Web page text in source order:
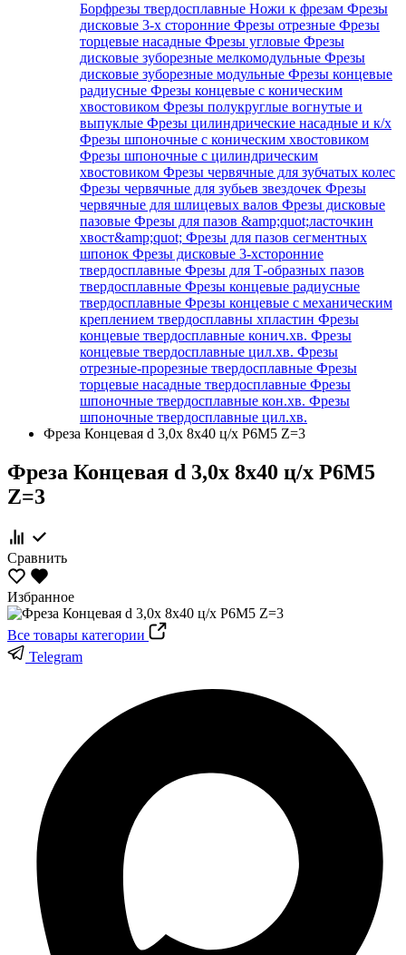
Борфрезы твердосплавные Ножи к фрезам Фрезы
дисковые 3-х сторонние Фрезы отрезные Фрезы
торцевые насадные Фрезы угловые Фрезы
дисковые зуборезные мелкомодульные Фрезы
дисковые зуборезные модульные Фрезы концевые
радиусные Фрезы концевые с коническим
хвостовиком Фрезы полукруглые вогнутые и
выпуклые Фрезы цилиндрические насадные и к/х
Фрезы шпоночные с коническим хвостовиком
Фрезы шпоночные с цилиндрическим
хвостовиком Фрезы червячные для зубчатых колес
Фрезы червячные для зубьев звездочек Фрезы
червячные для шлицевых валов Фрезы дисковые
пазовые Фрезы для пазов &amp;quot;ласточкин
хвост&amp;quot; Фрезы для пазов сегментных
шпонок Фрезы дисковые 3-хсторонние
твердосплавные Фрезы для Т-образных пазов
твердосплавные Фрезы концевые радиусные
твердосплавные Фрезы концевые с механическим
креплением твердосплавны хпластин Фрезы
концевые твердосплавные конич.хв. Фрезы
концевые твердосплавные цил.хв. Фрезы
отрезные-прорезные твердосплавные Фрезы
торцевые насадные твердосплавные Фрезы
шпоночные твердосплавные кон.хв. Фрезы
шпоночные твердосплавные цил.хв.
Фреза Концевая d 3,0х 8х40 ц/х Р6М5 Z=3
Фреза Концевая d 3,0х 8х40 ц/х Р6М5
Z=3
Сравнить
Избранное
Все товары категории
Telegram